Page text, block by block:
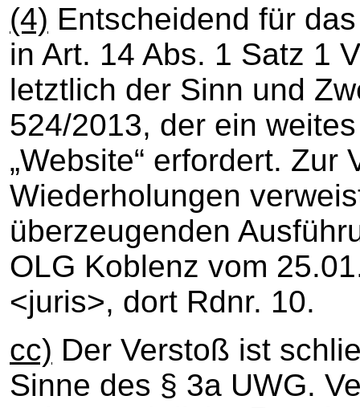
(4) Entscheidend für
in Art. 14 Abs. 1 Satz 1
letztlich der Sinn und
524/2013, der ein
„Website“ erfordert. Zur
Wiederholungen
überzeugenden
OLG Koblenz vom
<juris>, dort Rdnr. 10.
cc) Der Verstoß ist
Sinne des § 3a UWG.